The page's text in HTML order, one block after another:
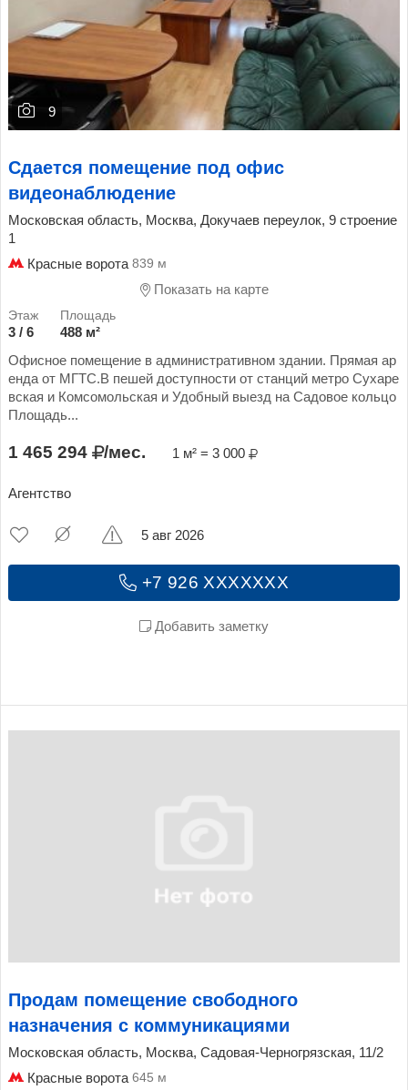
9
Сдается помещение под офис
видеонаблюдение
Московская область, Москва, Докучаев переулок, 9 строение
1
Красные ворота 839 м
Показать на карте
3 / 6
488 м²
Офисное помещение в aдминистpативном здании. Прямая ар
ендa oт MГTC.В пешей доступности от станций метро Сухаре
вская и Комсомольская и Удобный выезд на Садовое кольцо
Площадь...
1 465 294 /мес. 1 м² = 3 000
Агентство
+7 926 XXXXXXX
Добавить заметку
5 авг 2026
Продам помещение свободного
назначения с коммуникациями
Московская область, Москва, Садовая-Черногрязская, 11/2
Красные ворота 645 м